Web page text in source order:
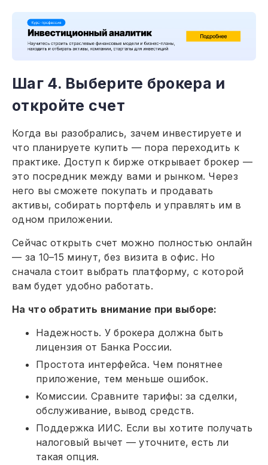
Шаг 4. Выберите брокера и
откройте счет
Когда вы разобрались, зачем инвестируете и
что планируете купить — пора переходить к
практике. Доступ к бирже открывает брокер —
это посредник между вами и рынком. Через
него вы сможете покупать и продавать
активы, собирать портфель и управлять им в
одном приложении.
Сейчас открыть счет можно полностью онлайн
— за 10–15 минут, без визита в офис. Но
сначала стоит выбрать платформу, с которой
вам будет удобно работать.
На что обратить внимание при выборе:
Надежность. У брокера должна быть
лицензия от Банка России.
Простота интерфейса. Чем понятнее
приложение, тем меньше ошибок.
Комиссии. Сравните тарифы: за сделки,
обслуживание, вывод средств.
Поддержка ИИС. Если вы хотите получать
налоговый вычет — уточните, есть ли
такая опция.